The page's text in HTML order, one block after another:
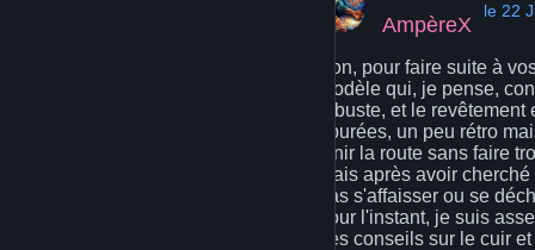
AmpèreX
le 22
Bon, pour faire suite à
modèle qui, je pense,
robuste, et le
épurées, un peu rétro
tenir la route sans faire
mais après avoir
pas s'affaisser ou se
pour l'instant, je suis
Les conseils sur le cuir